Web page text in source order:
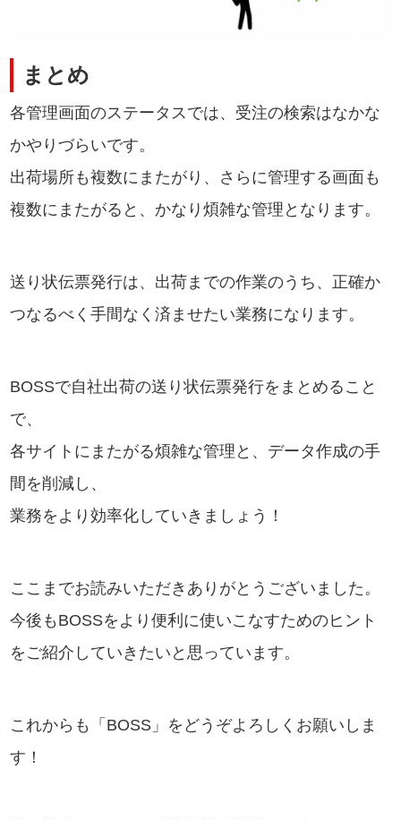
まとめ
各管理画面のステータスでは、受注の検索はなかな
かやりづらいです。
出荷場所も複数にまたがり、さらに管理する画面も
複数にまたがると、かなり煩雑な管理となります。
送り状伝票発行は、出荷までの作業のうち、正確か
つなるべく手間なく済ませたい業務になります。
BOSSで自社出荷の送り状伝票発行をまとめること
で、
各サイトにまたがる煩雑な管理と、データ作成の手
間を削減し、
業務をより効率化していきましょう！
ここまでお読みいただきありがとうございました。
今後もBOSSをより便利に使いこなすためのヒント
をご紹介していきたいと思っています。
これからも「BOSS」をどうぞよろしくお願いしま
す！